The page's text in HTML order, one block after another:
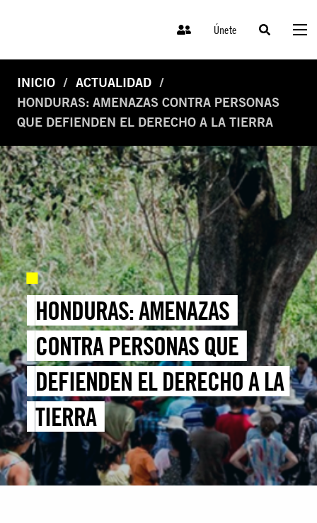
Únete
INICIO
ACTUALIDAD
HONDURAS: AMENAZAS CONTRA PERSONAS
QUE DEFIENDEN EL DERECHO A LA TIERRA
HONDURAS: AMENAZAS
CONTRA PERSONAS QUE
DEFIENDEN EL DERECHO A LA
TIERRA